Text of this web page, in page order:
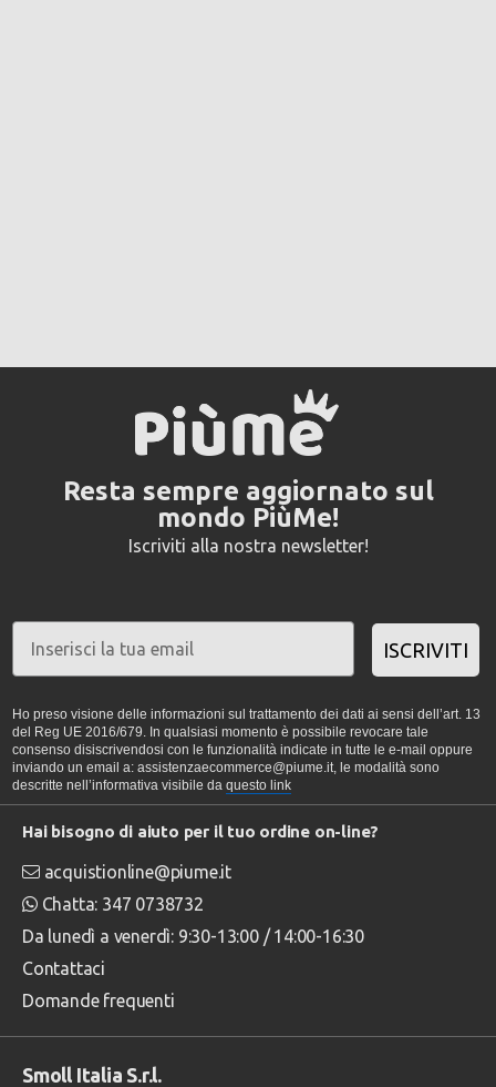
Resta sempre aggiornato sul
mondo PiùMe!
Iscriviti alla nostra newsletter!
ISCRIVITI
Ho preso visione delle informazioni sul trattamento dei dati ai sensi dell’art. 13
del Reg UE 2016/679. In qualsiasi momento è possibile revocare tale
consenso disiscrivendosi con le funzionalità indicate in tutte le e-mail oppure
inviando un email a: assistenzaecommerce@piume.it, le modalità sono
descritte nell’informativa visibile da questo link
Hai bisogno di aiuto per il tuo ordine on-line?
acquistionline@piume.it
Chatta: 347 0738732
Da lunedì a venerdì: 9:30-13:00 / 14:00-16:30
Contattaci
Domande frequenti
Smoll Italia S.r.l.